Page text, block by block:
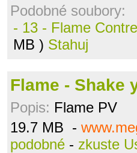
Podobné soubory:
- 13 - Flame
MB ) Stahuj
Flame - Shake
Popis: Flame PV
19.7 MB -
podobné - zkuste